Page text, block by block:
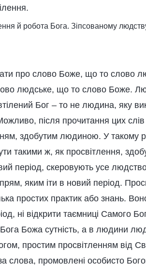
й робота Бога. Зіпсованому
про слово Боже, що то слово
людське, що то слово Боже.
Бог – то не людина, яку
Можливо, після прочитання цих
здобутим людиною. У такому
такими ж, як просвітлення,
період, скеровують усе
яким іти в новий період.
простих практик або знань.
ні відкрити таємниці Самого
Божа сутність, а в людини
простим просвітленням від
за слова, промовлені особисто